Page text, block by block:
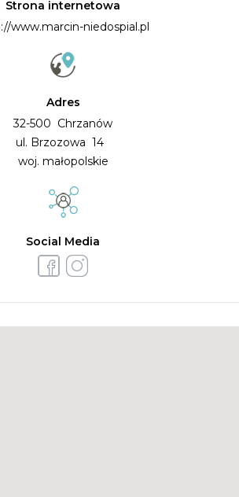
Strona internetowa
www.marcin-niedospial.pl
Adres
32-500 Chrzanów
ul. Brzozowa 14
woj. małopolskie
Social Media